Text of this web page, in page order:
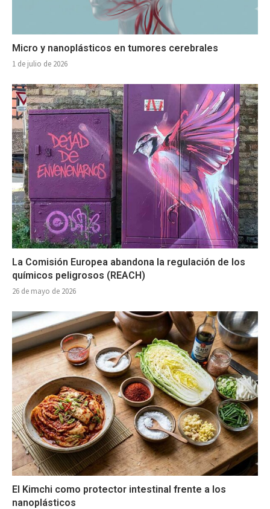
Micro y nanoplásticos en tumores cerebrales
1 de julio de 2026
La Comisión Europea abandona la regulación de los
químicos peligrosos (REACH)
26 de mayo de 2026
El Kimchi como protector intestinal frente a los
nanoplásticos